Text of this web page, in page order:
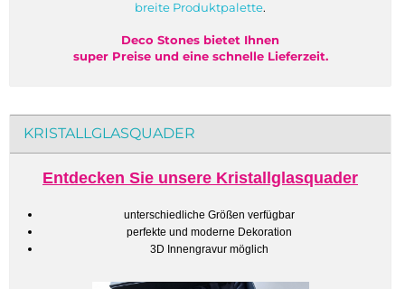
breite Produktpalette.
Deco Stones bietet Ihnen
super Preise und eine schnelle Lieferzeit.
KRISTALLGLASQUADER
Entdecken Sie unsere Kristallglasquader
unterschiedliche Größen verfügbar
perfekte und moderne Dekoration
3D Innengravur möglich